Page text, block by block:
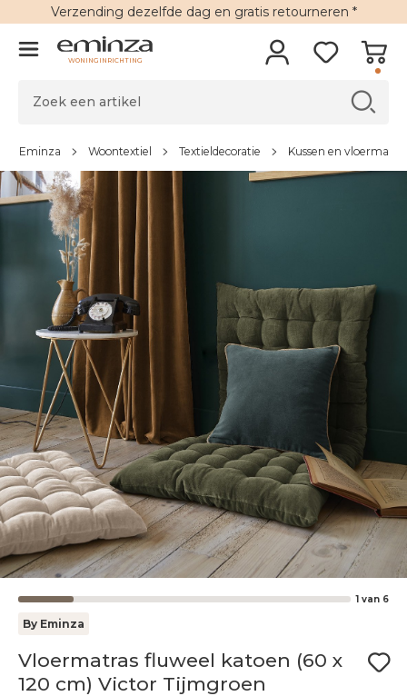
Verzending dezelfde dag en gratis retourneren *
WONINGINRICHTING
Eminza Woontextiel Textieldecoratie Kussen en vloermatras
1 van 6
By Eminza
Vloermatras fluweel katoen (60 x
120 cm) Victor Tijmgroen